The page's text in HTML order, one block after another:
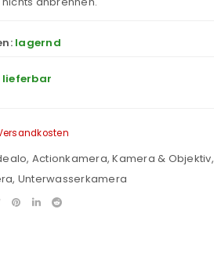
lagernd
, Actionkamera,Kamera & Objektiv,
, Unterwasserkamera